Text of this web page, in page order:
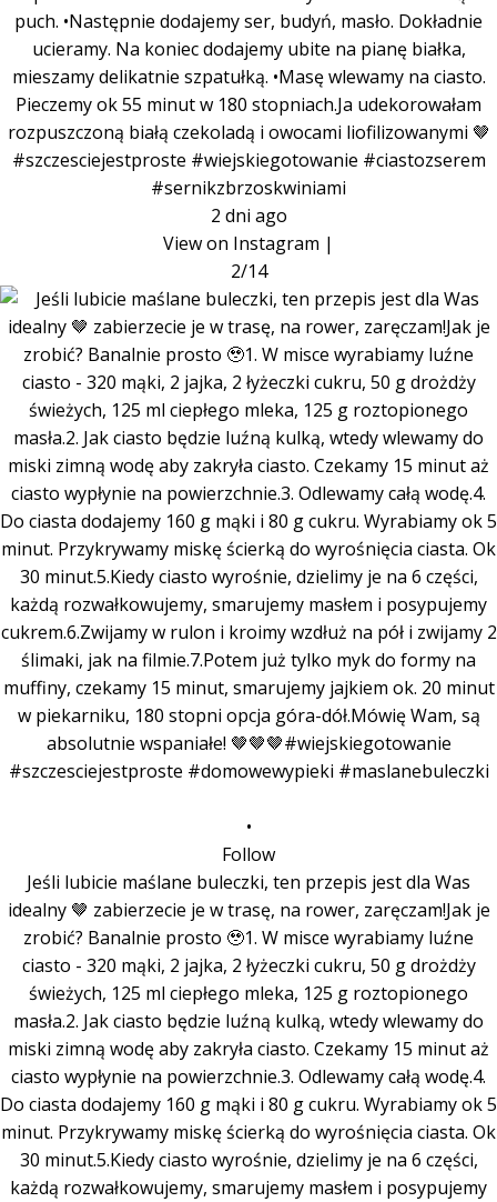
puch. •Następnie dodajemy ser, budyń, masło. Dokładnie
ucieramy. Na koniec dodajemy ubite na pianę białka,
mieszamy delikatnie szpatułką. •Masę wlewamy na ciasto.
Pieczemy ok 55 minut w 180 stopniach.Ja udekorowałam
rozpuszczoną białą czekoladą i owocami liofilizowanymi 🤎
#szczesciejestproste #wiejskiegotowanie #ciastozserem
#sernikzbrzoskwiniami
2 dni ago
View on Instagram |
2/14
•
Follow
Jeśli lubicie maślane buleczki, ten przepis jest dla Was
idealny 🤎 zabierzecie je w trasę, na rower, zaręczam!Jak je
zrobić? Banalnie prosto 🥹1. W misce wyrabiamy luźne
ciasto - 320 mąki, 2 jajka, 2 łyżeczki cukru, 50 g drożdży
świeżych, 125 ml ciepłego mleka, 125 g roztopionego
masła.2. Jak ciasto będzie luźną kulką, wtedy wlewamy do
miski zimną wodę aby zakryła ciasto. Czekamy 15 minut aż
ciasto wypłynie na powierzchnie.3. Odlewamy całą wodę.4.
Do ciasta dodajemy 160 g mąki i 80 g cukru. Wyrabiamy ok 5
minut. Przykrywamy miskę ścierką do wyrośnięcia ciasta. Ok
30 minut.5.Kiedy ciasto wyrośnie, dzielimy je na 6 części,
każdą rozwałkowujemy, smarujemy masłem i posypujemy